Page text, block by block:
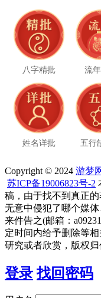
八字精批 流
姓名详批 五行
Copyright © 2024 游梦
苏ICP备19006823号-2
稿，由于找不到真正
无意中侵犯了哪个媒
来件告之(邮箱：
定时间内给予删除等
研究或者欣赏，版权归
登录 找回密码